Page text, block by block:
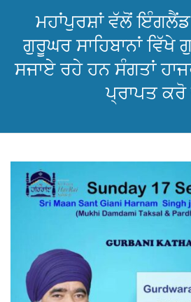
ਮਹਾਂਪੁਰਸ਼ਾਂ ਵੱਲੋਂ
ਗੁਰੂਘਰ ਸਾਹਿਬਾਨਾਂ ਵਿੱਖੇ
ਸਜਾਏ ਰਹੇ ਹਨ ਸੰਗਤਾਂ
ਪ੍ਰਾਪਤ ਕਰੋ